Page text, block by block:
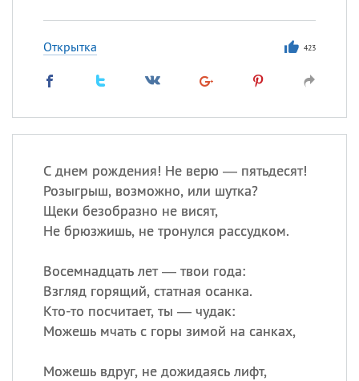
Открытка 423
С днем рождения! Не верю — пятьдесят!
Розыгрыш, возможно, или шутка?
Щеки безобразно не висят,
Не брюзжишь, не тронулся рассудком.
Восемнадцать лет — твои года:
Взгляд горящий, статная осанка.
Кто-то посчитает, ты — чудак:
Можешь мчать с горы зимой на санках,
Можешь вдруг, не дожидаясь лифт,